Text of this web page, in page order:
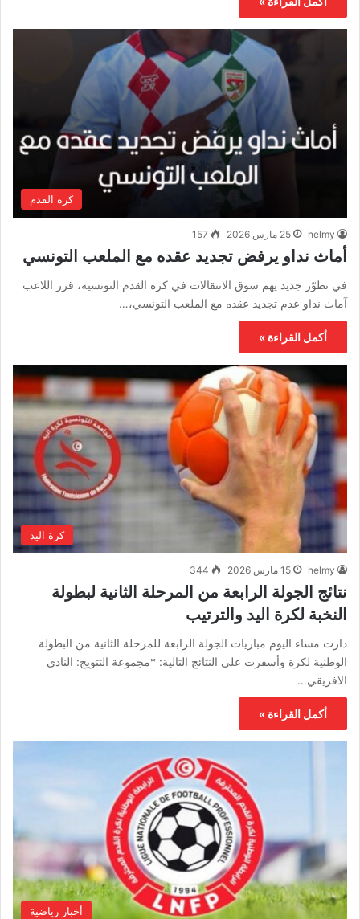
كرة القدم
helmy 25 مارس 2026 157
أماث نداو يرفض تجديد عقده مع الملعب التونسي
في تطوّر جديد يهم سوق الانتقالات في كرة القدم التونسية، قرر اللاعب
آماث نداو عدم تجديد عقده مع الملعب التونسي،…
أكمل القراءة »
كرة اليد
helmy 15 مارس 2026 344
نتائج الجولة الرابعة من المرحلة الثانية لبطولة
النخبة لكرة اليد والترتيب
دارت مساء اليوم مباريات الجولة الرابعة للمرحلة الثانية من البطولة
الوطنية لكرة وأسفرت على النتائج التالية: *مجموعة التتويج: النادي
الافريقي…
أكمل القراءة »
أخبار رياضية